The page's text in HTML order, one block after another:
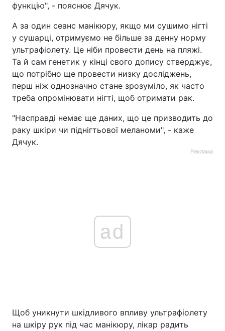
функцію", - пояснює Дячук.
А за один сеанс манікюру, якщо ми сушимо нігті
у сушарці, отримуємо не більше за денну норму
ультрафіолету. Це ніби провести день на пляжі.
Та й сам генетик у кінці свого допису стверджує,
що потрібно ще провести низку досліджень,
перш ніж однозначно стане зрозуміло, як часто
треба опромінювати нігті, щоб отримати рак.
"Насправді немає ще даних, що це призводить до
раку шкіри чи піднігтьової меланоми", - каже
Дячук.
Реклама
ad
Щоб уникнути шкідливого впливу ультрафіолету
на шкіру рук під час манікюру, лікар радить